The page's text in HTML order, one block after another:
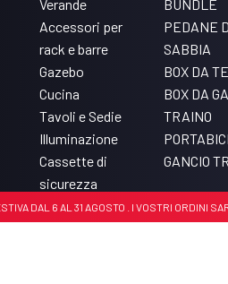
Verande
Accessori per
rack e barre
Gazebo
Cucina
Tavoli e Sedie
Illuminazione
Cassette di
sicurezza
Accessori per Pro
Bed Rack
BUNDLE
PEDANE
SABBIA
BOX DA
BOX DA
TRAINO
GANCIO
6 AL 31 AGOSTO . I VOSTRI ORDINI